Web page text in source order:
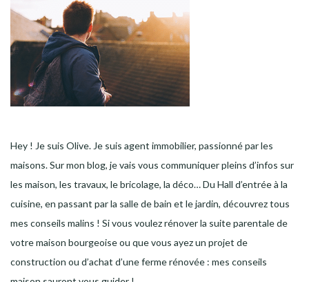
Hey ! Je suis Olive. Je suis agent immobilier, passionné par les
maisons. Sur mon blog, je vais vous communiquer pleins d’infos sur
les maison, les travaux, le bricolage, la déco… Du Hall d’entrée à la
cuisine, en passant par la salle de bain et le jardin, découvrez tous
mes conseils malins ! Si vous voulez rénover la suite parentale de
votre maison bourgeoise ou que vous ayez un projet de
construction ou d’achat d’une ferme rénovée : mes conseils